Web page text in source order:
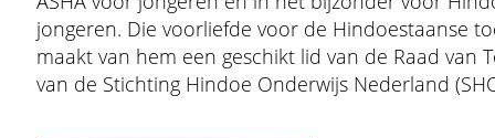
jongeren. Die voorliefde voor de Hindoestaanse
maakt van hem een geschikt lid van de Raad van
van de Stichting Hindoe Onderwijs Nederland